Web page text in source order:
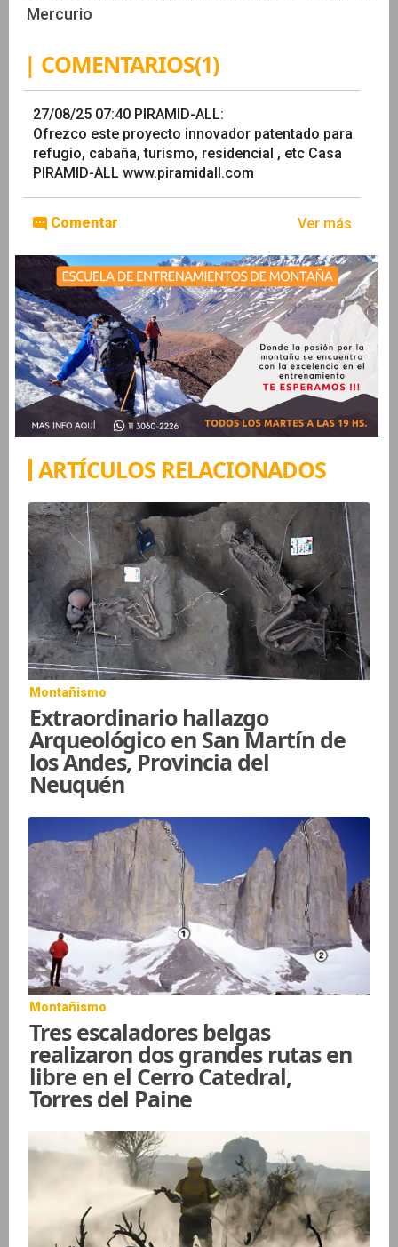
Mercurio
| COMENTARIOS(1)
27/08/25 07:40 PIRAMID-ALL:
Ofrezco este proyecto innovador patentado para
refugio, cabaña, turismo, residencial , etc Casa
PIRAMID-ALL www.piramidall.com
Ver más
Comentar
ARTÍCULOS RELACIONADOS
Montañismo
Extraordinario hallazgo
Arqueológico en San Martín de
los Andes, Provincia del
Neuquén
Montañismo
Tres escaladores belgas
realizaron dos grandes rutas en
libre en el Cerro Catedral,
Torres del Paine